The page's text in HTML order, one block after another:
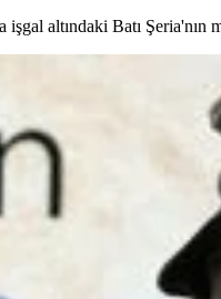
altındaki Batı